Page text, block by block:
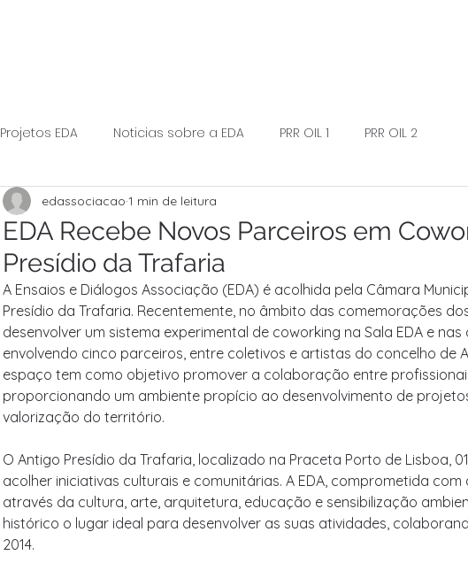
Projetos EDA Noticias sobre a EDA PRR OIL 1 PRR OIL 2
EDA Recebe Novos Parceiros em
Presídio da Trafaria
edassociacao 1 min de leitura
A Ensaios e Diálogos Associação (EDA) é acolhida pela Câmara
Presídio da Trafaria. Recentemente, no âmbito das comemorações
desenvolver um sistema experimental de coworking na Sala EDA e
envolvendo cinco parceiros, entre coletivos e artistas do concelho de
espaço tem como objetivo promover a colaboração entre
proporcionando um ambiente propício ao desenvolvimento de
valorização do território.
O Antigo Presídio da Trafaria, localizado na Praceta Porto de Lisboa,
acolher iniciativas culturais e comunitárias. A EDA, comprometida
através da cultura, arte, arquitetura, educação e sensibilização
histórico o lugar ideal para desenvolver as suas atividades,
2014.